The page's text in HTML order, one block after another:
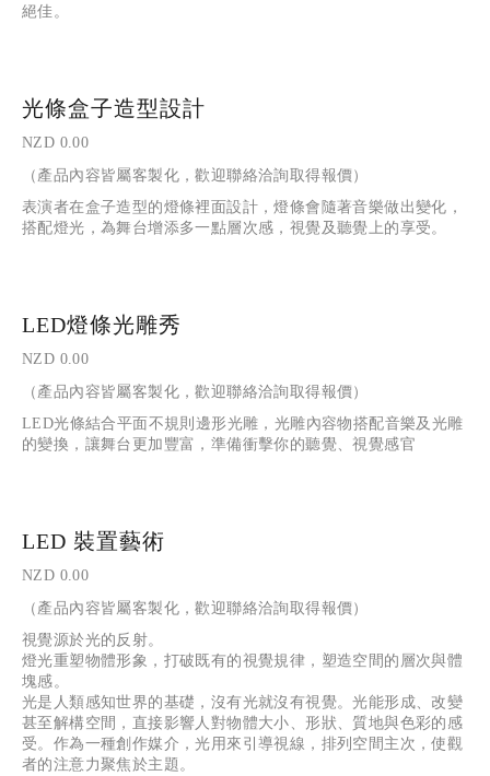
絕佳。
光條盒子造型設計
NZD 0.00
（產品內容皆屬客製化，歡迎聯絡洽詢取得報價）
表演者在盒子造型的燈條裡面設計，燈條會隨著音樂做出變化，
搭配燈光，為舞台增添多一點層次感，視覺及聽覺上的享受。
LED燈條光雕秀
NZD 0.00
（產品內容皆屬客製化，歡迎聯絡洽詢取得報價）
LED光條結合平面不規則邊形光雕，光雕內容物搭配音樂及光雕
的變換，讓舞台更加豐富，準備衝擊你的聽覺、視覺感官
LED 裝置藝術
NZD 0.00
（產品內容皆屬客製化，歡迎聯絡洽詢取得報價）
視覺源於光的反射。
燈光重塑物體形象，打破既有的視覺規律，塑造空間的層次與體
塊感。
光是人類感知世界的基礎，沒有光就沒有視覺。光能形成、改變
甚至解構空間，直接影響人對物體大小、形狀、質地與色彩的感
受。作為一種創作媒介，光用來引導視線，排列空間主次，使觀
者的注意力聚焦於主題。